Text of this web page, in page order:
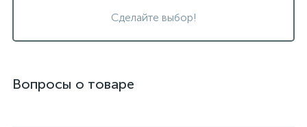
Сделайте выбор!
Вопросы о товаре